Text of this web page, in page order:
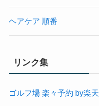
ヘアケア 順番
リンク集
ゴルフ場 楽々予約 by楽天